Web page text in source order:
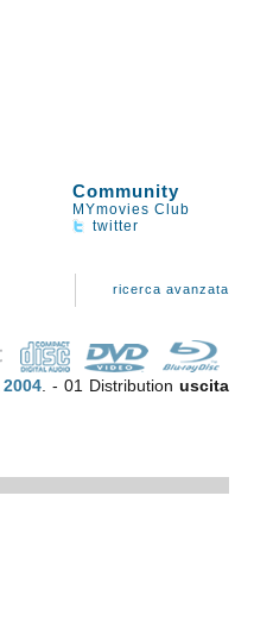
Community
MYmovies Club
twitter
ricerca avanzata
2004. - 01 Distributionuscita